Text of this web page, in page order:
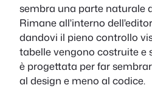
sembra una parte naturale
Rimane all'interno
dandovi il pieno controllo
tabelle vengono costruite e
è progettata per far
al design e meno al codice.